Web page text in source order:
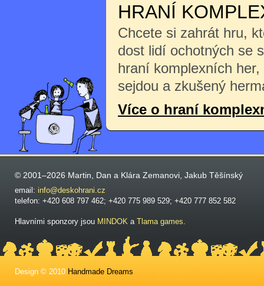
HRANÍ
Chcete si zahrát hru,
dost lidí ochotných se
hraní komplexních
sejdou a zkušený
Více o hraní
© 2001–2026 Martin, Dan a Klára Zemanovi, Jakub Těšínský
email: info@deskohrani.cz
telefon: +420 608 797 462; +420 775 989 529; +420 777 852 582
Hlavními sponzory jsou MINDOK a Tlama games.
Design © 2010 Handmade Dreams